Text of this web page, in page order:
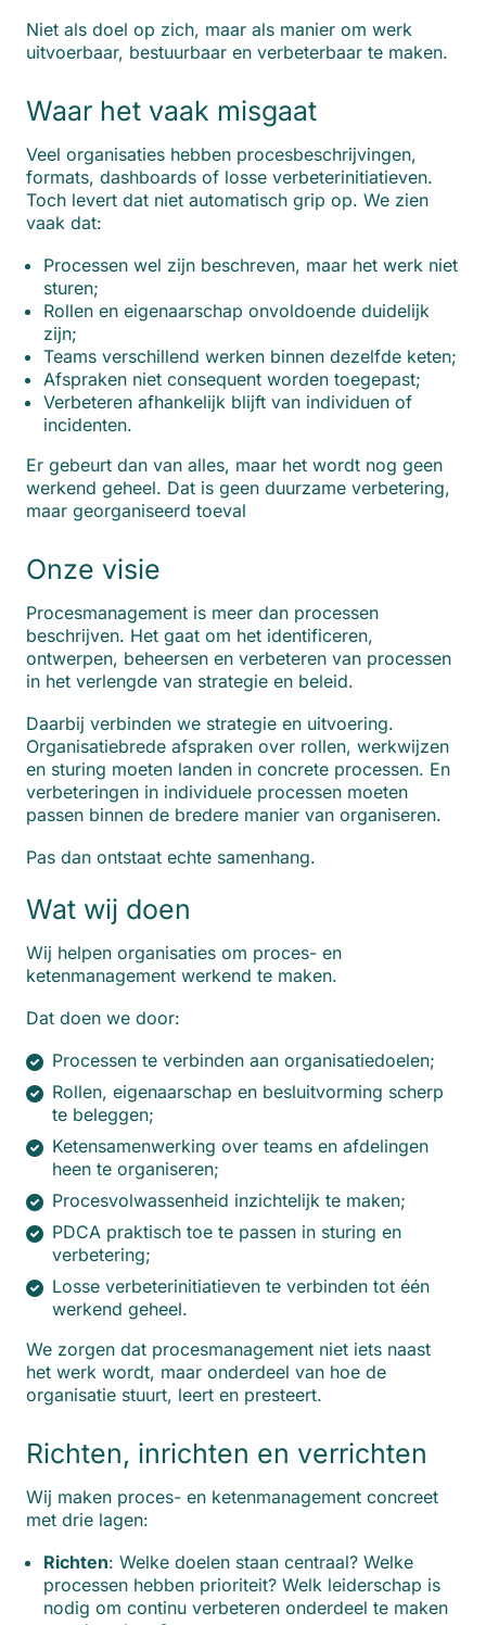
Niet als doel op zich, maar als manier om werk
uitvoerbaar, bestuurbaar en verbeterbaar te maken.
Waar het vaak misgaat
Veel organisaties hebben procesbeschrijvingen,
formats, dashboards of losse verbeterinitiatieven.
Toch levert dat niet automatisch grip op. We zien
vaak dat:
Processen wel zijn beschreven, maar het werk niet
sturen;
Rollen en eigenaarschap onvoldoende duidelijk
zijn;
Teams verschillend werken binnen dezelfde keten;
Afspraken niet consequent worden toegepast;
Verbeteren afhankelijk blijft van individuen of
incidenten.
Er gebeurt dan van alles, maar het wordt nog geen
werkend geheel. Dat is geen duurzame verbetering,
maar georganiseerd toeval
Onze visie
Procesmanagement is meer dan processen
beschrijven. Het gaat om het identificeren,
ontwerpen, beheersen en verbeteren van processen
in het verlengde van strategie en beleid.
Daarbij verbinden we strategie en uitvoering.
Organisatiebrede afspraken over rollen, werkwijzen
en sturing moeten landen in concrete processen. En
verbeteringen in individuele processen moeten
passen binnen de bredere manier van organiseren.
Pas dan ontstaat echte samenhang.
Wat wij doen
Wij helpen organisaties om proces- en
ketenmanagement werkend te maken.
Dat doen we door:
Processen te verbinden aan organisatiedoelen;
Rollen, eigenaarschap en besluitvorming scherp
te beleggen;
Ketensamenwerking over teams en afdelingen
heen te organiseren;
Procesvolwassenheid inzichtelijk te maken;
PDCA praktisch toe te passen in sturing en
verbetering;
Losse verbeterinitiatieven te verbinden tot één
werkend geheel.
We zorgen dat procesmanagement niet iets naast
het werk wordt, maar onderdeel van hoe de
organisatie stuurt, leert en presteert.
Richten, inrichten en verrichten
Wij maken proces- en ketenmanagement concreet
met drie lagen:
Richten: Welke doelen staan centraal? Welke
processen hebben prioriteit? Welk leiderschap is
nodig om continu verbeteren onderdeel te maken